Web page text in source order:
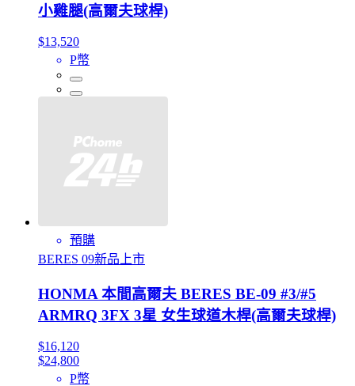
小雞腿(高爾夫球桿)
$13,520
P幣
預購
BERES 09新品上市
HONMA 本間高爾夫 BERES BE-09 #3/#5
ARMRQ 3FX 3星 女生球道木桿(高爾夫球桿)
$16,120
$24,800
P幣